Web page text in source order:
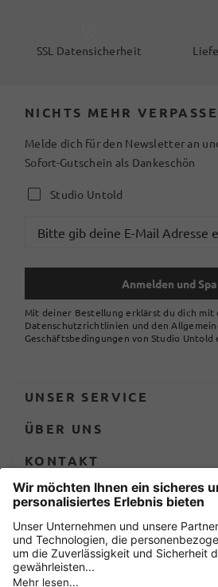
SSL Datensicherheit
NICHTS MEHR
Melde dich für den Newsletter an
Sofort-Gutschein als Dankeschön
Studio Untold
Anmelden und
Mit deiner Bestellung erklärst du dich mit
Datenschutzrichtlinien und den
Geschäftsbedingungen von Studio Untold
UNSER SERVICE
ÜBER UNS
KONTAKT
ZAHLUNG UND
Sicher einkaufen mit